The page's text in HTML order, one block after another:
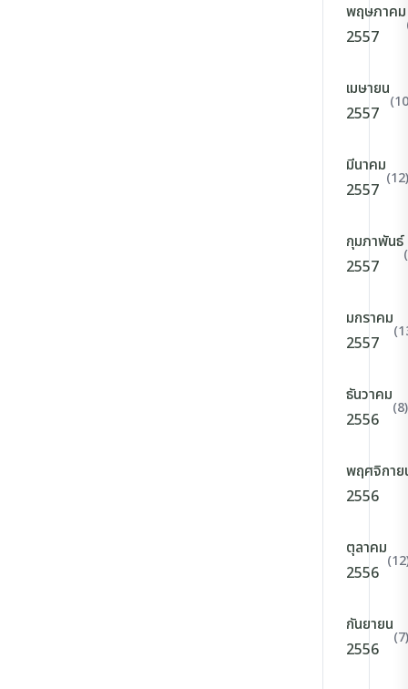
พฤษภาคม
2557
เมษายน
2557
มีนาคม
2557
(12)
กุมภาพันธ์
2557
มกราคม
2557
ธันวาคม
2556
(8)
พฤศจิกาย
2556
ตุลาคม
2556
กันยายน
2556
(7)